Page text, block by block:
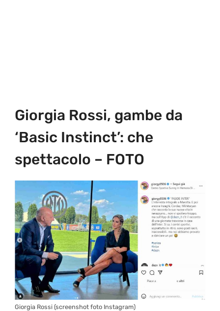
Giorgia Rossi, gambe da
‘Basic Instinct’: che
spettacolo – FOTO
Giorgia Rossi (screenshot foto Instagram)